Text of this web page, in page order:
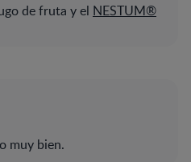
de fruta y el NESTUM®
muy bien.